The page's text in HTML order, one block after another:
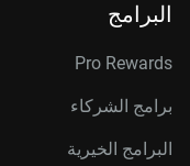
البرامج
Pro Rewards
برامج الشركاء
البرامج الخيرية